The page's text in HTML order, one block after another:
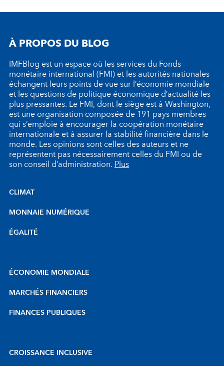
À PROPOS DU BLOG
IMFBlog est un espace où les services du Fonds
monétaire international (FMI) et les autorités nationales
échangent leurs points de vue sur l’économie mondiale
et les questions de politique économique d’actualité les
plus pressantes. Le FMI, dont le siège est à Washington,
est une organisation composée de 191 pays membres
qui s’emploie à encourager la coopération monétaire
internationale et à assurer la stabilité financière dans le
monde. Les opinions sont celles des auteurs et ne
représentent pas nécessairement celles du FMI ou de
son conseil d’administration.Plus
CLIMAT
MONNAIE NUMÉRIQUE
ÉGALITÉ
ÉCONOMIE MONDIALE
MARCHÉS FINANCIERS
FINANCES PUBLIQUES
CROISSANCE INCLUSIVE